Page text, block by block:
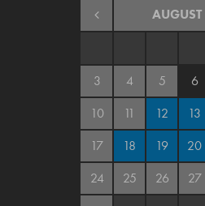
AUGUST
3
4 5 6
10
11 12 13
17
18 19 20
24
25 26 27